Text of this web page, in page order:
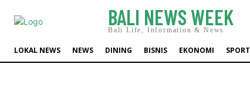
BALI NEWS WEEK
Bali Life, Information & News
LOKAL NEWS NEWS DINING BISNIS EKONOMI SPORT